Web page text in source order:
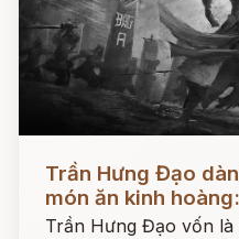
Đọc ngay
Trần Hưng Đạo
món ăn kinh
Trần Hưng Đạo vốn là